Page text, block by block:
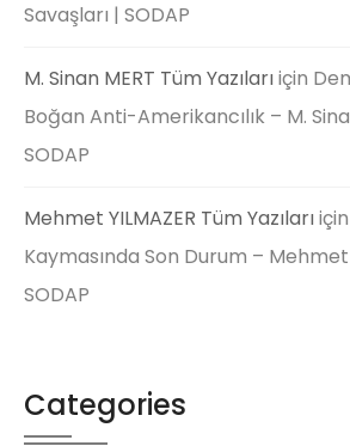
Savaşları | SODAP
M. Sinan MERT Tüm Yazılarıiçin
Boğan Anti-Amerikancılık – M.
SODAP
Mehmet YILMAZER Tüm Yazılarıiçin
Kaymasında Son Durum – Mehmet
SODAP
Categories